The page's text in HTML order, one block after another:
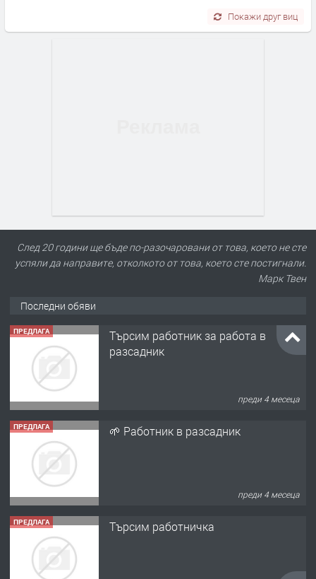
Покажи друг виц
След 20 години ще бъде по-разочаровани от това, което не сте
успяли да направите, отколкото от това, което сте постигнали.
Марк Твен
Последни обяви
ПРЕДЛАГА
Търсим работник за работа в
разсадник
преди 4 месеца
ПРЕДЛАГА 🌱 Работник в разсадник
преди 4 месеца
ПРЕДЛАГА Търсим работничка